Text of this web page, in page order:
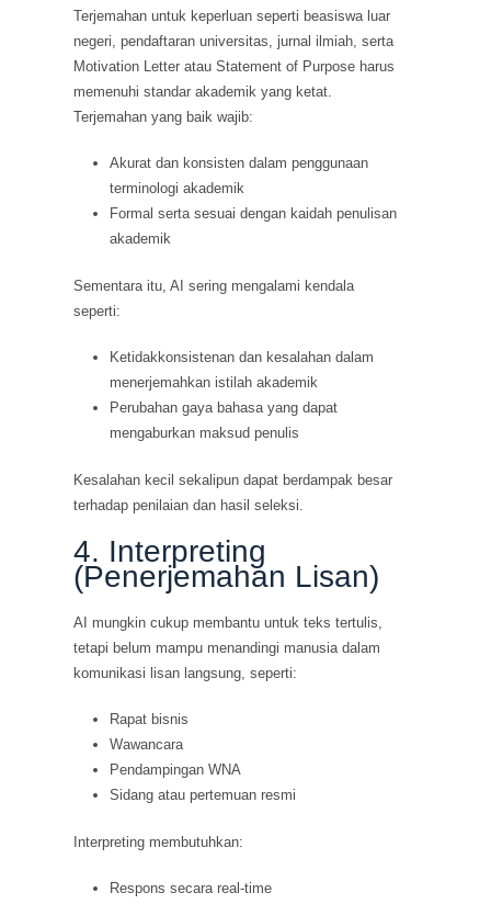
Terjemahan untuk keperluan seperti beasiswa luar
negeri, pendaftaran universitas, jurnal ilmiah, serta
Motivation Letter atau Statement of Purpose harus
memenuhi standar akademik yang ketat.
Terjemahan yang baik wajib:
Akurat dan konsisten dalam penggunaan
terminologi akademik
Formal serta sesuai dengan kaidah penulisan
akademik
Sementara itu, AI sering mengalami kendala
seperti:
Ketidakkonsistenan dan kesalahan dalam
menerjemahkan istilah akademik
Perubahan gaya bahasa yang dapat
mengaburkan maksud penulis
Kesalahan kecil sekalipun dapat berdampak besar
terhadap penilaian dan hasil seleksi.
4. Interpreting
(Penerjemahan Lisan)
AI mungkin cukup membantu untuk teks tertulis,
tetapi belum mampu menandingi manusia dalam
komunikasi lisan langsung, seperti:
Rapat bisnis
Wawancara
Pendampingan WNA
Sidang atau pertemuan resmi
Interpreting membutuhkan:
Respons secara real-time